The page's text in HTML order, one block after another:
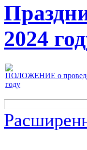
2024
ПОЛОЖЕНИЕ о
году